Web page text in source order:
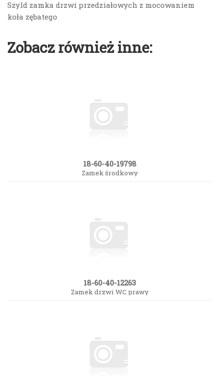
Szyld zamka drzwi przedziałowych z mocowaniem
koła zębatego
Zobacz również inne:
18-60-40-19798
Zamek środkowy
18-60-40-12263
Zamek drzwi WC prawy